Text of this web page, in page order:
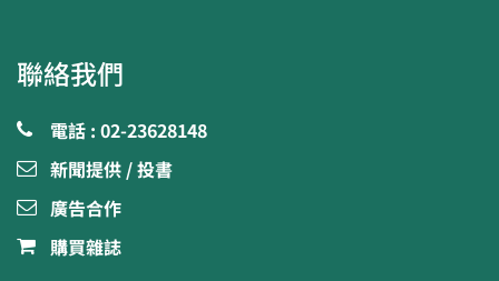
聯絡我們
電話 : 02-23628148
新聞提供 / 投書
廣告合作
購買雜誌